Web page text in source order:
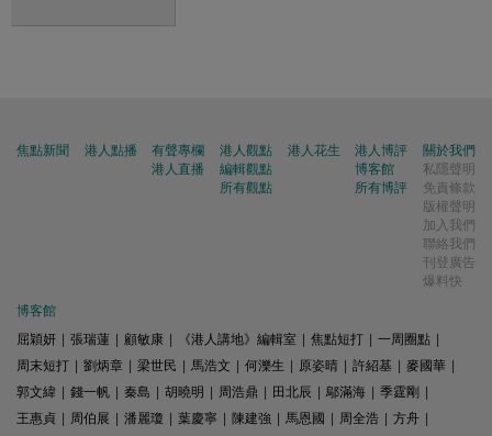
焦點新聞 港人點播
有聲專欄
港人直播
港人觀點
編輯觀點
所有觀點
港人花生
港人博評
博客館
所有博評
關於我們
私隱聲明
免責條款
版權聲明
加入我們
聯絡我們
刊登廣告
爆料快
博客館
屈穎妍 | 張瑞蓮 | 顧敏康 | 《港人講地》編輯室 | 焦點短打 | 一周圈點 |
周末短打 | 劉炳章 | 梁世民 | 馬浩文 | 何濼生 | 原姿晴 | 許紹基 | 麥國華 |
郭文緯 | 錢一帆 | 秦島 | 胡曉明 | 周浩鼎 | 田北辰 | 鄔滿海 | 季霆剛 |
王惠貞 | 周伯展 | 潘麗瓊 | 葉慶寧 | 陳建強 | 馬恩國 | 周全浩 | 方舟 |